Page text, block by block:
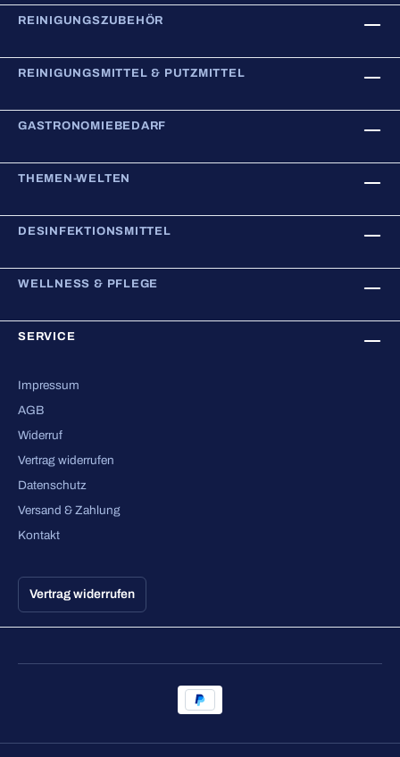
REINIGUNGSZUBEHÖR
REINIGUNGSMITTEL & PUTZMITTEL
GASTRONOMIEBEDARF
THEMEN-WELTEN
DESINFEKTIONSMITTEL
WELLNESS & PFLEGE
SERVICE
Impressum
AGB
Widerruf
Vertrag widerrufen
Datenschutz
Versand & Zahlung
Kontakt
Vertrag widerrufen